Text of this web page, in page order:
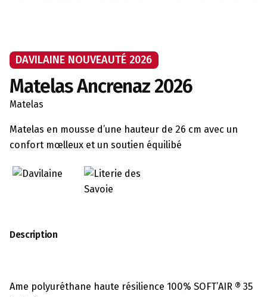
DAVILAINE NOUVEAUTÉ 2026
Matelas Ancrenaz 2026
Matelas
Matelas en mousse d’une hauteur de 26 cm avec un
confort mœlleux et un soutien équilibé
Description
Ame polyuréthane haute résilience 100% SOFT’AIR ® 35